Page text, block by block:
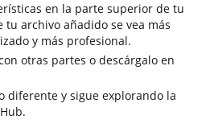
en la parte superior de tu
archivo añadido se vea más
y más profesional.
otras partes o descárgalo en
diferente y sigue explorando la